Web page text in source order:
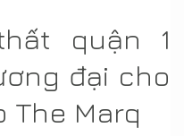
quận 1
đại cho
The Marq